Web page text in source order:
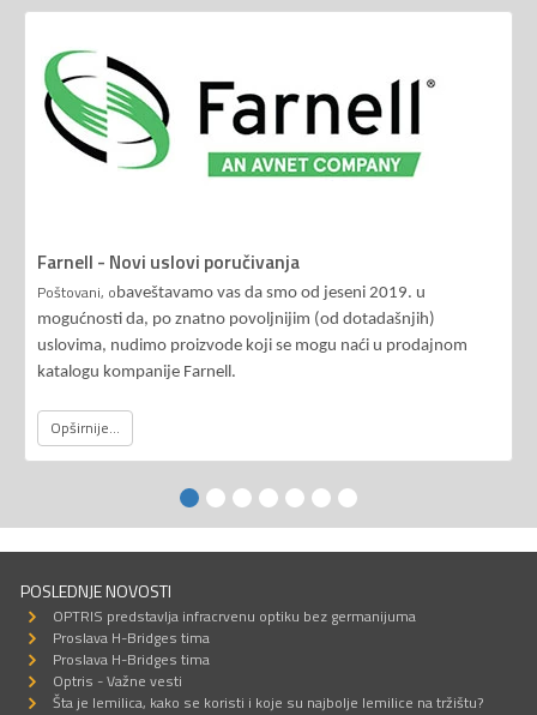
Farnell - Novi uslovi poručivanja
Poštovani, o baveštavamo vas da smo od jeseni 2019. u
mogućnosti da, po znatno povoljnijim (od dotadašnjih)
uslovima, nudimo proizvode koji se mogu naći u prodajnom
katalogu kompanije Farnell.
Opširnije...
POSLEDNJE NOVOSTI
OPTRIS predstavlja infracrvenu optiku bez germanijuma
Proslava H-Bridges tima
Proslava H-Bridges tima
Optris - Važne vesti
Šta je lemilica, kako se koristi i koje su najbolje lemilice na tržištu?